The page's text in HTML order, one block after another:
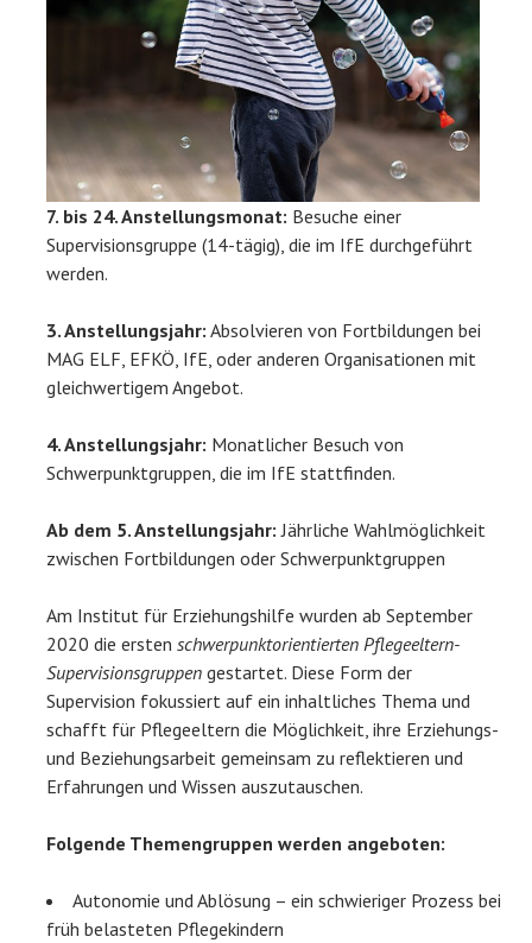
7. bis 24. Anstellungsmonat: Besuche einer
Supervisionsgruppe (14-tägig), die im IfE durchgeführt
werden.
3. Anstellungsjahr: Absolvieren von Fortbildungen bei
MAG ELF, EFKÖ, IfE, oder anderen Organisationen mit
gleichwertigem Angebot.
4. Anstellungsjahr: Monatlicher Besuch von
Schwerpunktgruppen, die im IfE stattfinden.
Ab dem 5. Anstellungsjahr: Jährliche Wahlmöglichkeit
zwischen Fortbildungen oder Schwerpunktgruppen
Am Institut für Erziehungshilfe wurden ab September
2020 die ersten schwerpunktorientierten Pflegeeltern-
Supervisionsgruppen gestartet. Diese Form der
Supervision fokussiert auf ein inhaltliches Thema und
schafft für Pflegeeltern die Möglichkeit, ihre Erziehungs-
und Beziehungsarbeit gemeinsam zu reflektieren und
Erfahrungen und Wissen auszutauschen.
Folgende Themengruppen werden angeboten:
Autonomie und Ablösung – ein schwieriger Prozess bei
früh belasteten Pflegekindern